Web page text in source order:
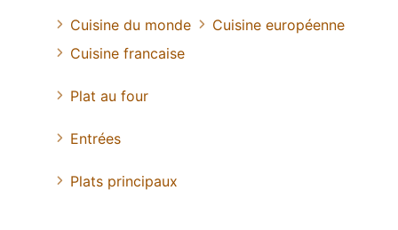
Cuisine du monde
Cuisine européenne
Cuisine francaise
Plat au four
Entrées
Plats principaux